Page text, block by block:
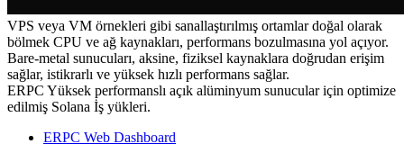
VPS veya VM örnekleri gibi sanallaştırılmış ortamlar doğal olarak
bölmek CPU ve ağ kaynakları, performans bozulmasına yol açıyor.
Bare-metal sunucuları, aksine, fiziksel kaynaklara doğrudan erişim
sağlar, istikrarlı ve yüksek hızlı performans sağlar.
ERPC Yüksek performanslı açık alüminyum sunucular için optimize
edilmiş Solana İş yükleri.
ERPC Web Dashboard